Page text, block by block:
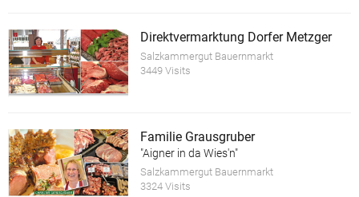
Direktvermarktung Dorfer Metzger
Salzkammergut Bauernmarkt
3449 Visits
Familie Grausgruber
"Aigner in da Wies'n"
Salzkammergut Bauernmarkt
3324 Visits